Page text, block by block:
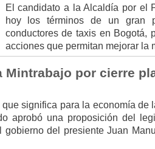
El candidato a la Alcaldía por el
hoy los términos de un gran
conductores de taxis en Bogotá,
acciones que permitan mejorar la
Mintrabajo por cierre
significa para la economía
aprobó una proposición del
gobierno del presiente Juan